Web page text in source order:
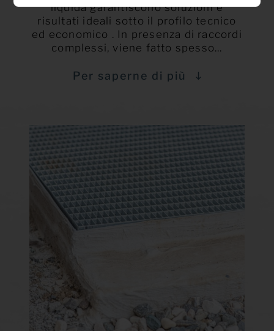
liquida garantiscono soluzioni e
risultati ideali sotto il profilo tecnico
ed economico . In presenza di raccordi
complessi, viene fatto spesso...
Per saperne di più